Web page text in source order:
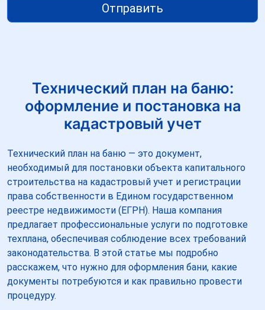
Отправить
Технический план на баню:
оформление и постановка на
кадастровый учет
Технический план на баню — это документ,
необходимый для постановки объекта капитального
строительства на кадастровый учет и регистрации
права собственности в Едином государственном
реестре недвижимости (ЕГРН). Наша компания
предлагает профессиональные услуги по подготовке
техплана, обеспечивая соблюдение всех требований
законодательства. В этой статье мы подробно
расскажем, что нужно для оформления бани, какие
документы потребуются и как правильно провести
процедуру.